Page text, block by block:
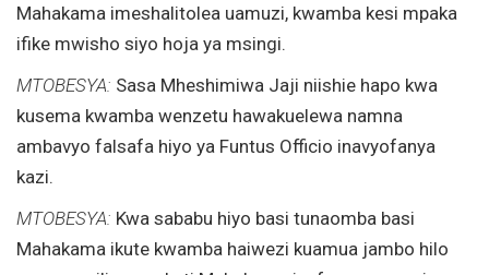
Mahakama imeshalitolea uamuzi, kwamba kesi mpaka
ifike mwisho siyo hoja ya msingi.
MTOBESYA: Sasa Mheshimiwa Jaji niishie hapo kwa
kusema kwamba wenzetu hawakuelewa namna
ambavyo falsafa hiyo ya Funtus Officio inavyofanya
kazi.
MTOBESYA: Kwa sababu hiyo basi tunaomba basi
Mahakama ikute kwamba haiwezi kuamua jambo hilo